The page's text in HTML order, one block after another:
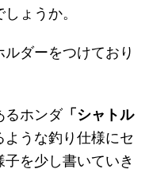
ょうか。
ダーをつけており
るホンダ「シャトル
ような釣り仕様にセ
を少し書いていき